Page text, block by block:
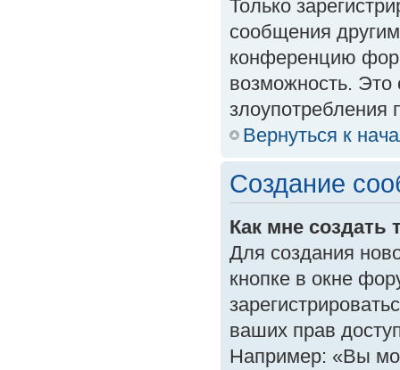
Только
сообщения
конференцию
возможность. Это
злоупотребления
Вернуться к
Создание
Как мне создать
Для создания
кнопке в окне
ваших прав
Например: «Вы